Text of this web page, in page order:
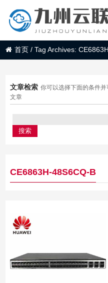
首页 /Tag Archives:
文章检索 你可以选择下面的条件
文章
CE6863H-48S6CQ-B